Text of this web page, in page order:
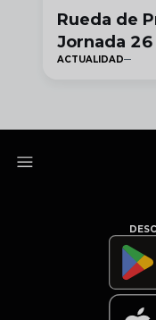
Rueda de
Jornada 26
ACTUALIDAD